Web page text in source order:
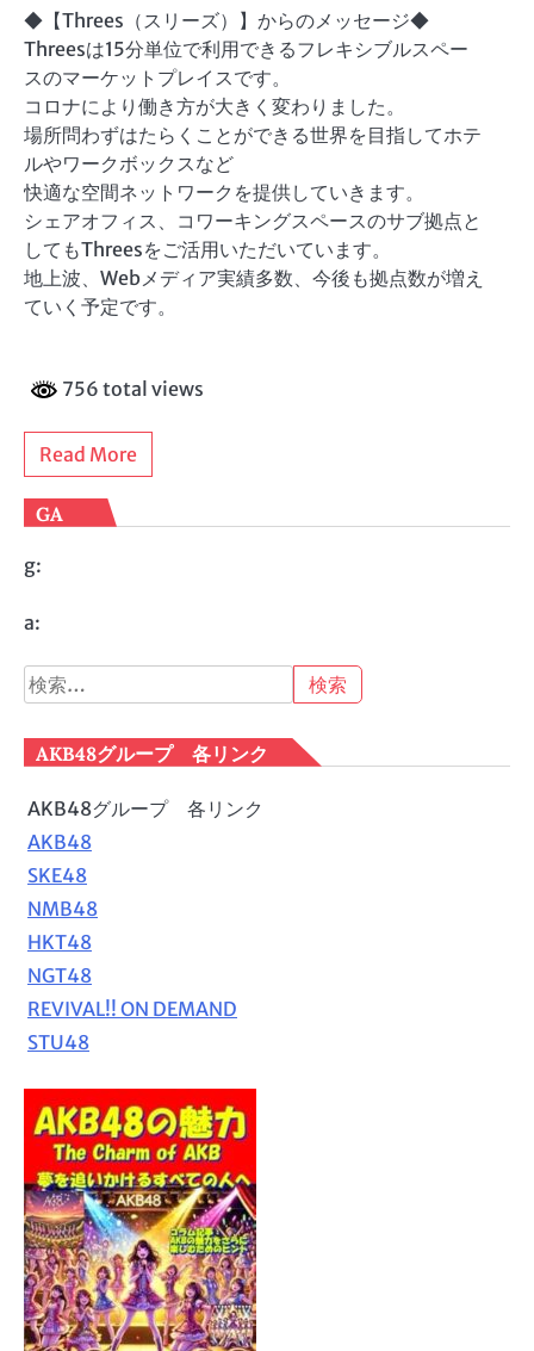
◆【Threes（スリーズ）】からのメッセージ◆
Threesは15分単位で利用できるフレキシブルスペー
スのマーケットプレイスです。
コロナにより働き方が大きく変わりました。
場所問わずはたらくことができる世界を目指してホテ
ルやワークボックスなど
快適な空間ネットワークを提供していきます。
シェアオフィス、コワーキングスペースのサブ拠点と
してもThreesをご活用いただいています。
地上波、Webメディア実績多数、今後も拠点数が増え
ていく予定です。
756 total views
Read More
GA
g:
a:
検
索:
AKB48グループ 各リンク
AKB48グループ 各リンク
AKB48
SKE48
NMB48
HKT48
NGT48
REVIVAL!! ON DEMAND
STU48